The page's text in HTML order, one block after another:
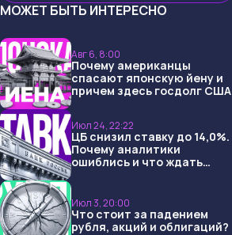
МОЖЕТ БЫТЬ ИНТЕРЕСНО
Авг 6, 8:00
Почему американцы
спасают японскую йену и
причем здесь госдолг США
Июл 24, 22:22
ЦБ снизил ставку до 14,0%.
Почему аналитики
ошиблись и что ждать
Июл 3, 20:00
Что стоит за падением
рубля, акций и облигаций?